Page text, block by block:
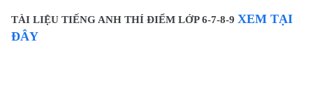
TÀI LIỆU TIẾNG ANH THÍ ĐIỂM LỚP 6-7-8-9 XEM TẠI
ĐÂY